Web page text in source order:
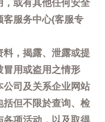
，或有其他任何安全
客服务中心(客服专
料，揭露、泄露或提
冒用或盗用之情形
公司及关系企业网站
括但不限於查询、检
各项活动，以及取得